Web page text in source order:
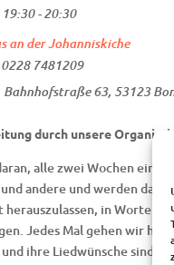
19:30 - 20:30
an der Johanniskiche
0228 7481209
Bahnhofstraße 63, 53123
durch unsere
alle zwei Wochen eine
andere und werden
in Worte
Jedes Mal gehen wir
ihre Liedwünsche sind